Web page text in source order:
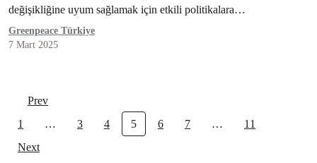
değişikliğine uyum sağlamak için etkili politikalara…
Greenpeace Türkiye
7 Mart 2025
Prev
1
… 3 4 5 6 7 …
11
Next